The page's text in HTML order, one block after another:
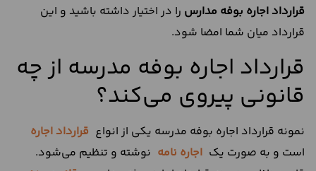
قرارداد اجاره بوفه مدارس را در اختیار داشته باشید و این
قرارداد میان شما امضا شود.
قرارداد اجاره بوفه مدرسه از چه
قانونی پیروی می‌کند؟
نمونه قرارداد اجاره بوفه مدرسه یکی از انواع قرارداد اجاره
است و به صورت یک اجاره نامه نوشته و تنظیم می‌شود.